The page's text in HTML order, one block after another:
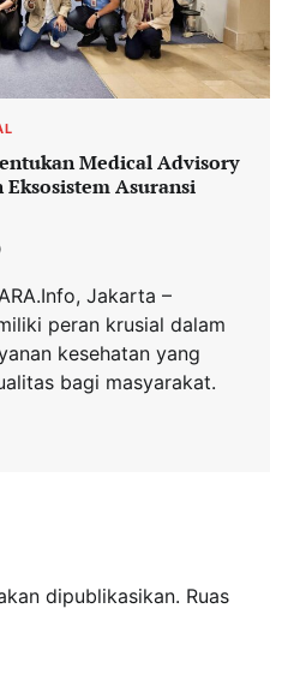
Medical Advisory
Asuransi
Jakarta –
peran krusial dalam
kesehatan yang
bagi masyarakat.
dipublikasikan. Ruas